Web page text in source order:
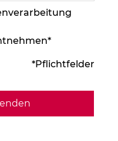
*Pflichtfelder